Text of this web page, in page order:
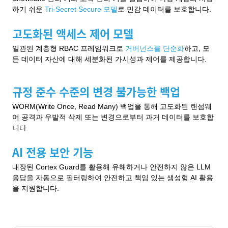
하기 쉬운 Tri-Secret Secure 모델로 민감 데이터를 보호합니다.
고도화된 액세스 제어 모델
일관된 계층형 RBAC 프레임워크로 거버넌스를 단순화하고, 모
든 데이터 자산에 대해 세분화된 가시성과 제어를 제공합니다.
규정 준수 수준의 변경 불가능한 백업
WORM(Write Once, Read Many) 백업을 통해 고도화된 랜섬웨
어 공격과 우발적 삭제 또는 변경으로부터 과거 데이터를 보호합
니다.
AI 전용 보안 기능
내장된 Cortex Guard를 활용해 유해하거나 안전하지 않은 LLM
응답을 자동으로 필터링하여 안전하고 책임 있는 생성형 AI 활용
을 지원합니다.